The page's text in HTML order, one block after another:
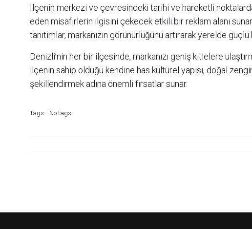
İlçenin merkezi ve çevresindeki tarihi ve hareketli
eden misafirlerin ilgisini çekecek etkili bir reklam alanı
tanıtımlar, markanızın görünürlüğünü artırarak yerelde
Denizli’nin her bir ilçesinde, markanızı geniş kitlelere
ilçenin sahip olduğu kendine has kültürel yapısı, doğal
şekillendirmek adına önemli fırsatlar sunar.
Tags: No tags